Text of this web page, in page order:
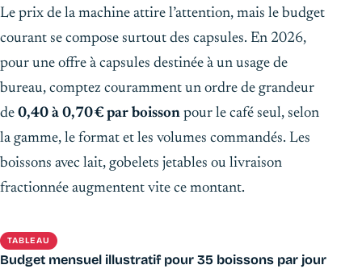
Le prix de la machine attire l’attention, mais le budget
courant se compose surtout des capsules. En 2026,
pour une offre à capsules destinée à un usage de
bureau, comptez couramment un ordre de grandeur
de 0,40 à 0,70 € par boisson pour le café seul, selon
la gamme, le format et les volumes commandés. Les
boissons avec lait, gobelets jetables ou livraison
fractionnée augmentent vite ce montant.
TABLEAU
Budget mensuel illustratif pour 35 boissons par jour